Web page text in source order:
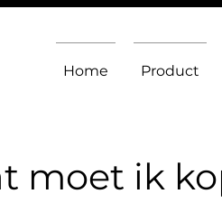
Home Product
moet ik